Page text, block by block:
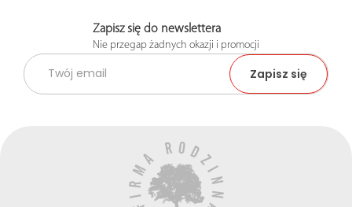
Zapisz się do newslettera
Nie przegap żadnych okazji i promocji